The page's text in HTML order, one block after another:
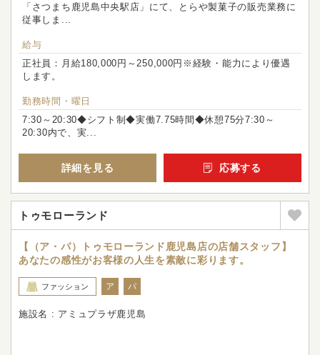
「さつまち鹿児島中央駅店」にて、とらや製菓子の販売業務に
従事しま...
給与
正社員：月給180,000円～250,000円※経験・能力により優遇
します。
勤務時間・曜日
7:30～20:30◆シフト制◆実働7.75時間◆休憩75分7:30～
20:30内で、実...
詳細を見る 応募する
トゥモローランド
【（ア・パ）トゥモローランド鹿児島店の店舗スタッフ】
あなたの感性がお客様の人生を素敵に彩ります。
ファッション ア パ
施設名 : アミュプラザ鹿児島